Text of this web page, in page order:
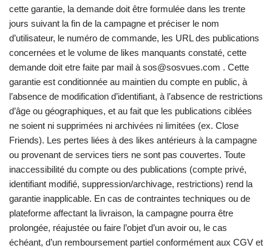
cette garantie, la demande doit être formulée dans les trente
jours suivant la fin de la campagne et préciser le nom
d’utilisateur, le numéro de commande, les URL des publications
concernées et le volume de likes manquants constaté, cette
demande doit etre faite par mail à sos@sosvues.com . Cette
garantie est conditionnée au maintien du compte en public, à
l’absence de modification d’identifiant, à l’absence de restrictions
d’âge ou géographiques, et au fait que les publications ciblées
ne soient ni supprimées ni archivées ni limitées (ex. Close
Friends). Les pertes liées à des likes antérieurs à la campagne
ou provenant de services tiers ne sont pas couvertes. Toute
inaccessibilité du compte ou des publications (compte privé,
identifiant modifié, suppression/archivage, restrictions) rend la
garantie inapplicable. En cas de contraintes techniques ou de
plateforme affectant la livraison, la campagne pourra être
prolongée, réajustée ou faire l’objet d’un avoir ou, le cas
échéant, d’un remboursement partiel conformément aux CGV et